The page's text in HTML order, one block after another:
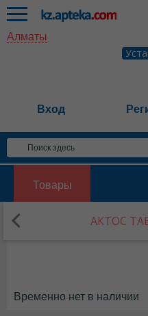
Алматы
Вход
Товары
АКТОС
Временно нет в наличии